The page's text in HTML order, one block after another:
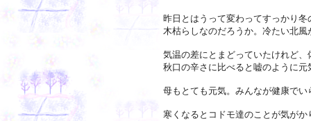
昨日とはうって変わってすっかり
木枯らしなのだろうか。冷たい北風
気温の差にとまどっていたけれど
秋口の辛さに比べると嘘のように
母もとても元気。みんなが健康で
寒くなるとコドモ達のことが気がか